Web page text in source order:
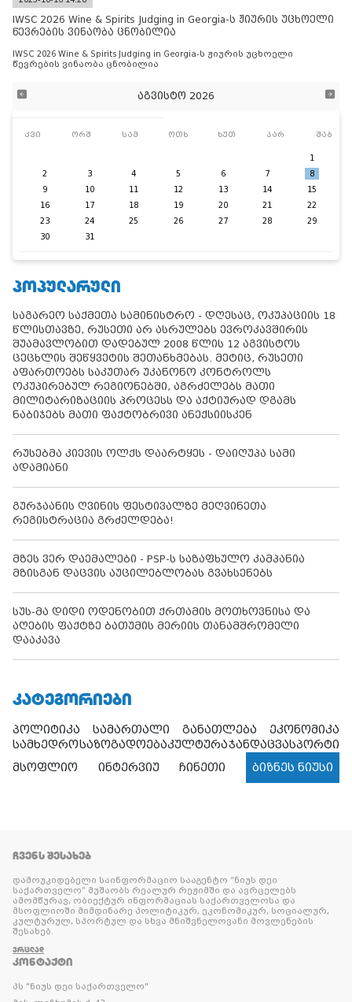
IWSC 2026 Wine & Spirits Judging in Georgia-ს ჟიურის უცხოელი
წევრების ვინაობა ცნობილია
IWSC 2026 Wine & Spirits Judging in Georgia-ს ჟიურის უცხოელი
წევრების ვინაობა ცნობილია
აგვისტო 2026
კვი ორშ სამ ოთხ ხუთ პარ შაბ
1
2
3 4 5 6 7
8
9
10 11 12 13 14
15
16
17 18 19 20 21
22
23
24 25 26 27 28
29
30
31
ᲞᲝᲞᲣᲚᲐᲠᲣᲚᲘ
საგარეო საქმეთა სამინისტრო - დღესაც, ოკუპაციის 18
წლისთავზე, რუსეთი არ ასრულებს ევროკავშირის
შუამავლობით დადებულ 2008 წლის 12 აგვისტოს
ცეცხლის შეწყვეტის შეთანხმებას. მეტიც, რუსეთი
აფართოებს საკუთარ უკანონო კონტროლს
ოკუპირებულ რეგიონებში, აგრძელებს მათი
მილიტარიზაციის პროცესს და აქტიურად დგამს
ნაბიჯებს მათი ფაქტობრივი ანექსიისკენ
რუსებმა კიევის ოლქს დაარტყეს - დაიღუპა სამი
ადამიანი
გურჯაანის ღვინის ფესტივალზე მეღვინეთა
რეგისტრაცია გრძელდება!
მზეს ვერ დაემალები - PSP-ს საზაფხულო კამპანია
მზისგან დაცვის აუცილებლობას გვახსენებს
სუს-მა დიდი ოდენობით ქრთამის მოთხოვნისა და
აღების ფაქტზე ბათუმის მერიის თანამშრომელი
დააკავა
ᲙᲐᲢᲔᲒᲝᲠᲘᲔᲑᲘ
პოლიტიკა სამართალი განათლება
ეკონომიკა
სამხედროსაზოგადოებაკულტურაჯანდაცვასპორტი
მსოფლიო
ინტერვიუ ჩინეთი ბიზნეს ნიუსი
ᲩᲕᲔᲜᲡ ᲨᲔᲡᲐᲮᲔᲑ
დამოუკიდებელი საინფორმაციო სააგენტო “ნიუს დეი
საქართველო” მუშაობს რეალურ რეჟიმში და ავრცელებს
ამომწურავ, ობიექტურ ინფორმაციას საქართველოსა და
მსოფლიოში მიმდინარე პოლიტიკურ, ეკონომიკურ, სოციალურ,
კულტურულ, სპორტულ და სხვა მნიშვნელოვანი მოვლენების
შესახებ.
ᲕᲠᲪᲚᲐᲓ
ᲙᲝᲜᲢᲐᲥᲢᲘ
პს "ნიუს დეი საქართველო"